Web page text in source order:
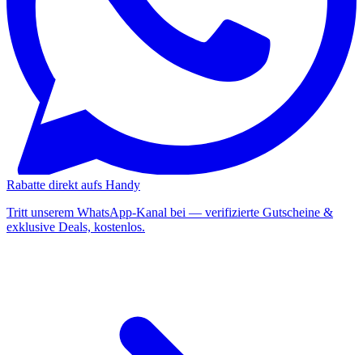
Rabatte direkt aufs Handy
Tritt unserem WhatsApp-Kanal bei — verifizierte Gutscheine &
exklusive Deals, kostenlos.